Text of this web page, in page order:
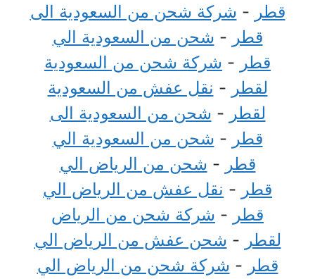
قطر - شركة شحن من السعودية الى
قطر - شحن من السعودية الي
قطر - شركة شحن من السعودية
لقطر - نقل عفش من السعودية
لقطر - شحن من السعودية الى
قطر - شحن من السعودية الي
قطر - شحن من الرياض الي
قطر - نقل عفش من الرياض الي
قطر - شركة شحن من الرياض
لقطر - شحن عفش من الرياض الي
قطر - شركة شحن من الرياض الي